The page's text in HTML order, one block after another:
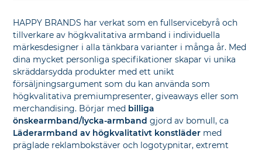
HAPPY BRANDS har verkat som en fullservicebyrå och
tillverkare av högkvalitativa armband i individuella
märkesdesigner i alla tänkbara varianter i många år. Med
dina mycket personliga specifikationer skapar vi unika
skräddarsydda produkter med ett unikt
försäljningsargument som du kan använda som
högkvalitativa premiumpresenter, giveaways eller som
merchandising. Börjar med billiga
önskearmband/lycka-armband gjord av bomull, ca
Läderarmband av högkvalitativt konstläder med
präglade reklambokstäver och logotypnitar, extremt